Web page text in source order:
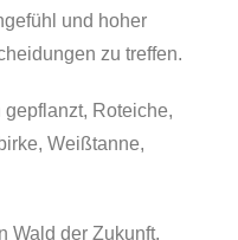
und hoher
zu treffen.
Roteiche,
Weißtanne,
Wald der Zukunft.